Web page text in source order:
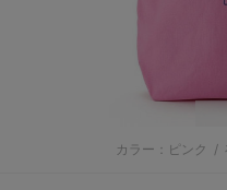
カラー：ピンク /